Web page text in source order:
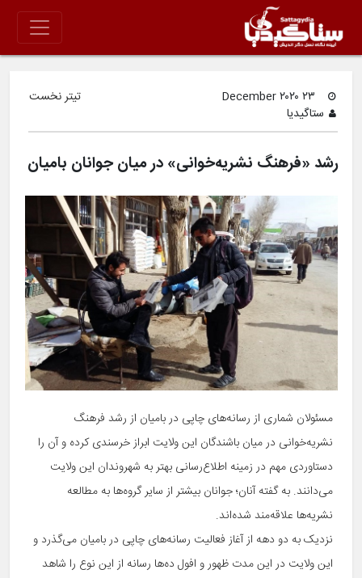
ستاگیدیا
تیتر نخست
رشد «فرهنگ نشریه‌خوانی» در میان جوانان بامیان
مسئولان شماری از رسانه‌های چاپی در بامیان از رشد فرهنگ
نشریه‌خوانی در میان باشندگان این ولایت ابراز خرسندی کرده و آن را
دستاوردی مهم در زمینه اطلاع‌رسانی بهتر به شهروندان این ولایت
می‌دانند. به گفته آنان؛ جوانان بیشتر از سایر گروه‌ها به مطالعه
نشریه‌ها علاقه‌مند شده‌اند.
نزدیک به دو دهه از آغاز فعالیت رسانه‌های چاپی در بامیان می‌گذرد و
این ولایت در این مدت ظهور و افول ده‌ها رسانه از این نوع را شاهد